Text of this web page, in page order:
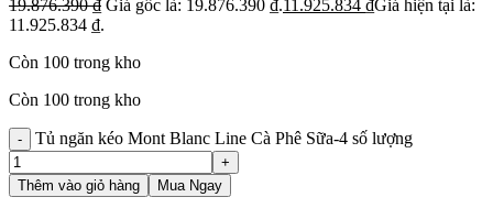
19.876.390₫ Giá gốc là: 19.876.390 ₫.11.925.834 ₫Giá hiện tại là:
11.925.834 ₫.
Còn 100 trong kho
Còn 100 trong kho
Tủ ngăn kéo Mont Blanc Line Cà Phê Sữa-4 số lượng
Thêm vào giỏ hàng Mua Ngay